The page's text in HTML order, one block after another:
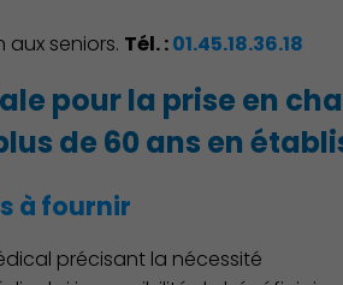
aux seniors. Tél. :01.45.18.36.18
pour la prise en
de 60 ans en
à fournir
précisant la nécessité